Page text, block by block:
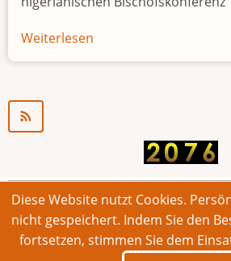
Weiterlesen
Jugendarbeitslosigkeit
© 2026 Bonner Aufruf. Alle
Footer
Impressum Kontakt Intern
Diese Website nutzt Cookies.
nicht gespeichert. Indem Sie den
fortsetzen, stimmen Sie dem